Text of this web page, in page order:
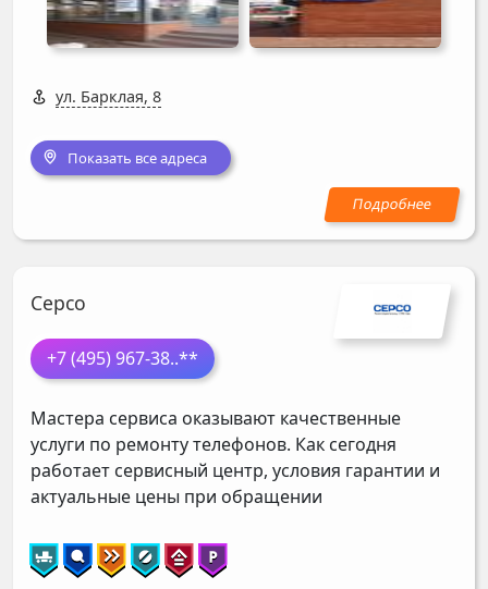
ул. Барклая, 8
Показать все адреса
Серсо
+7 (495) 967-38..**
Мастера сервиса оказывают качественные
услуги по ремонту телефонов. Как сегодня
работает сервисный центр, условия гарантии и
актуальные цены при обращении